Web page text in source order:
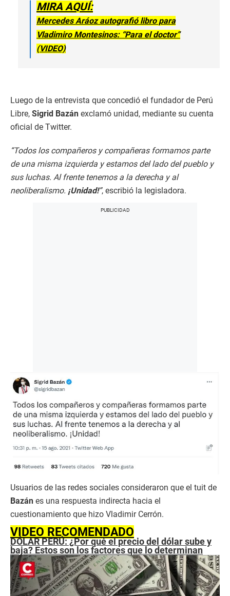
MIRA AQUÍ:
Mercedes Aráoz autografió libro para
Vladimiro Montesinos: “Para el doctor”
(VIDEO)
Luego de la entrevista que concedió el fundador de Perú
Libre, Sigrid Bazán exclamó unidad, mediante su cuenta
oficial de Twitter.
“Todos los compañeros y compañeras formamos parte
de una misma izquierda y estamos del lado del pueblo y
sus luchas. Al frente tenemos a la derecha y al
neoliberalismo. ¡Unidad!”, escribió la legisladora.
Usuarios de las redes sociales consideraron que el tuit de
Bazán es una respuesta indirecta hacia el
cuestionamiento que hizo Vladimir Cerrón.
VIDEO RECOMENDADO
DÓLAR PERÚ: ¿Por qué el precio del dólar sube y
baja? Estos son los factores que lo determinan